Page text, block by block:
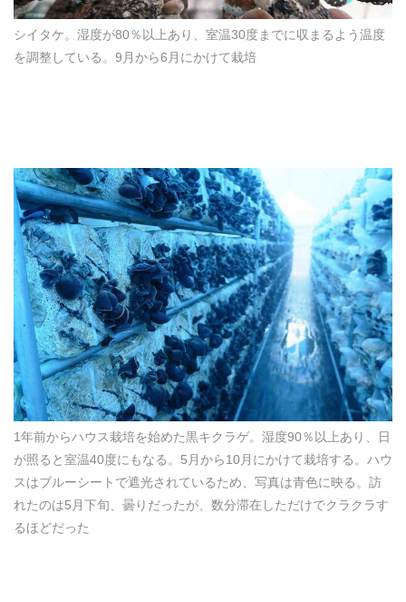
シイタケ。湿度が80％以上あり、室温30度までに収まるよう温度
を調整している。9月から6月にかけて栽培
1年前からハウス栽培を始めた黒キクラゲ。湿度90％以上あり、日
が照ると室温40度にもなる。5月から10月にかけて栽培する。ハウ
スはブルーシートで遮光されているため、写真は青色に映る。訪
れたのは5月下旬、曇りだったが、数分滞在しただけでクラクラす
るほどだった